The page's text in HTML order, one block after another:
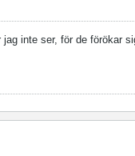
jag inte ser, för de förökar